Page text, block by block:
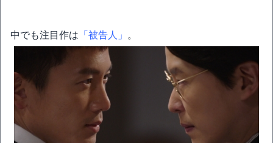
中でも注目作は 「被告人」 。